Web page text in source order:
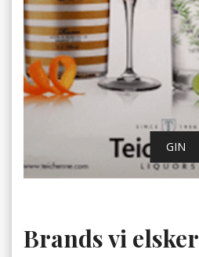
GIN
Brands vi elsker